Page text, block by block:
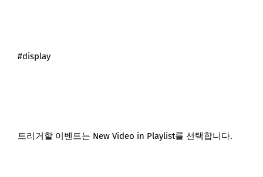
#display
트리거할 이벤트는 New Video in Playlist를 선택합니다.